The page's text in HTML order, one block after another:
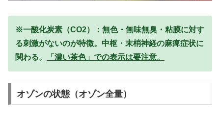
※一酸化炭素（CO2）：無色・無味無臭・粘膜に対す
る刺激がないのが特徴。中枢・末梢神経の麻痺症状に
関わる。
「濃い茶色」での表示は要注意。
オゾンの状態（オゾン全量）